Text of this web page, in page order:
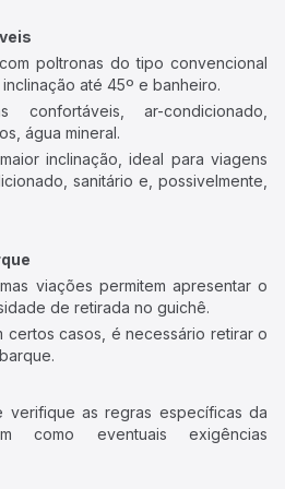
poltronas do tipo convencional
até 45º e banheiro.
confortáveis, ar-condicionado,
água mineral.
maior inclinação, ideal para viagens
sanitário e, possivelmente,
viações permitem apresentar o
de retirada no guichê.
certos casos, é necessário retirar o
verifique as regras específicas da
como eventuais exigências